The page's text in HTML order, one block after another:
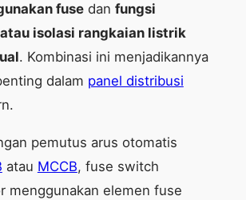
fusedan fungsi
isolasi rangkaian listrik
. Kombinasi ini menjadikannya
dalam panel distribusi
pemutus arus otomatis
atau MCCB, fuse switch
menggunakan elemen fuse